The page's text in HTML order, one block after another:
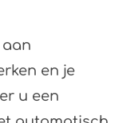
en je
u een